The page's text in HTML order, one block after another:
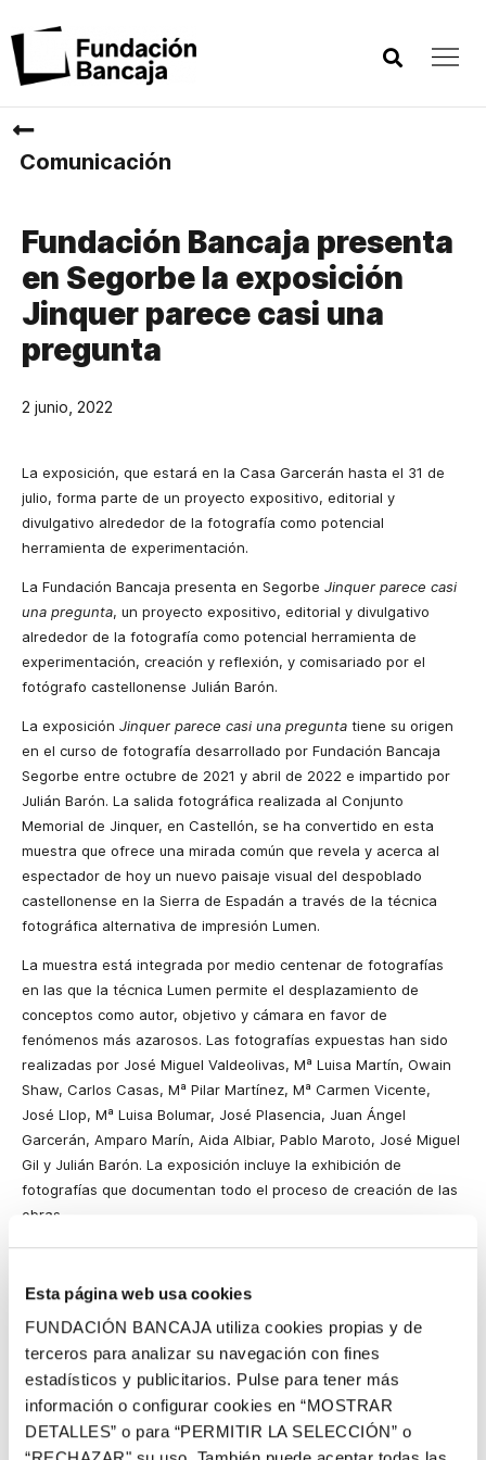
Esta página web usa cookies
FUNDACIÓN BANCAJA utiliza cookies propias y de
terceros para analizar su navegación con fines
estadísticos y publicitarios. Pulse para tener más
información o configurar cookies en “MOSTRAR
DETALLES” o para “PERMITIR LA SELECCIÓN” o
Comunicación
Fundación Bancaja presenta
en Segorbe la exposición
Jinquer parece casi una
pregunta
2 junio, 2022
La exposición, que estará en la Casa Garcerán hasta el 31 de
julio, forma parte de un proyecto expositivo, editorial y
divulgativo alrededor de la fotografía como potencial
herramienta de experimentación.
La Fundación Bancaja presenta en Segorbe Jinquer parece casi
una pregunta, un proyecto expositivo, editorial y divulgativo
alrededor de la fotografía como potencial herramienta de
experimentación, creación y reflexión, y comisariado por el
fotógrafo castellonense Julián Barón.
La exposición Jinquer parece casi una pregunta tiene su origen
en el curso de fotografía desarrollado por Fundación Bancaja
Segorbe entre octubre de 2021 y abril de 2022 e impartido por
Julián Barón. La salida fotográfica realizada al Conjunto
Memorial de Jinquer, en Castellón, se ha convertido en esta
muestra que ofrece una mirada común que revela y acerca al
espectador de hoy un nuevo paisaje visual del despoblado
castellonense en la Sierra de Espadán a través de la técnica
fotográfica alternativa de impresión Lumen.
La muestra está integrada por medio centenar de fotografías
en las que la técnica Lumen permite el desplazamiento de
conceptos como autor, objetivo y cámara en favor de
fenómenos más azarosos. Las fotografías expuestas han sido
realizadas por José Miguel Valdeolivas, Mª Luisa Martín, Owain
Shaw, Carlos Casas, Mª Pilar Martínez, Mª Carmen Vicente,
José Llop, Mª Luisa Bolumar, José Plasencia, Juan Ángel
Garcerán, Amparo Marín, Aida Albiar, Pablo Maroto, José Miguel
Gil y Julián Barón. La exposición incluye la exhibición de
fotografías que documentan todo el proceso de creación de las
obras.
La literatura está también presente gracias a la colaboración
inspirado en la visión de las fotografías expuestas y a partir de
su propia relación personal con Jinquer. Junto la imagen y la
palabra, el sonido se ha incorporado a esta propuesta cultural a
través del paisaje sonoro creado por Manuel Vargas a partir de
los sonidos ambiente de Jinquer.
La muestra puede visitarse en la Casa Garcerán de Segorbe